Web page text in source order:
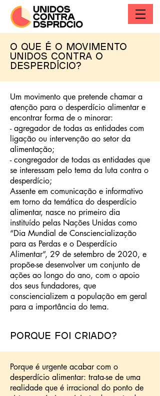
O que é o Movimento
Unidos Contra o
Desperdício?
Um movimento que pretende chamar a
atenção para o desperdício alimentar e
encontrar forma de o minorar:
- agregador de todas as entidades com
ligação ou intervenção ao setor da
alimentação;
- congregador de todas as entidades que
se interessam pelo tema da luta contra o
desperdício;
Assente em comunicação e informativo
em torno da temática do desperdício
alimentar, nasce no primeiro dia
instituído pelas Nações Unidas como
“Dia Mundial de Consciencialização
para as Perdas e o Desperdício
Alimentar”, 29 de setembro de 2020, e
propõe-se desenvolver um conjunto de
ações ao longo do ano, com o apoio
dos seus fundadores, que
consciencializem a população em geral
para a importância do tema.
Porque foi criado?
Porque é urgente acabar com o
desperdício alimentar: trata-se de uma
realidade que é irracional do ponto de